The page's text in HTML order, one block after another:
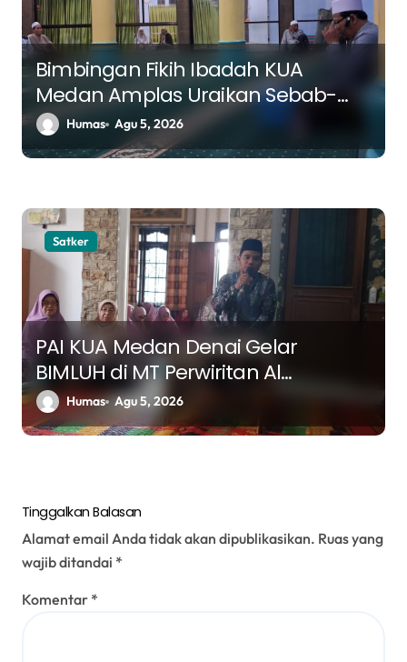
Bimbingan Fikih Ibadah KUA
Medan Amplas Uraikan Sebab-
Sebab Sujud Sahwi, Jamaah Diajak
Menyempurnakan Kualitas Shalat
Humas Agu 5, 2026
Satker
PAI KUA Medan Denai Gelar
BIMLUH di MT Perwiritan Al
Hasanah, Bahas Tafsir Al-Ahzab
Ayat 70–71 tentang Pentingnya
Humas Agu 5, 2026
Tinggalkan Balasan
Alamat email Anda tidak akan dipublikasikan. Ruas yang
wajib ditandai *
Komentar *